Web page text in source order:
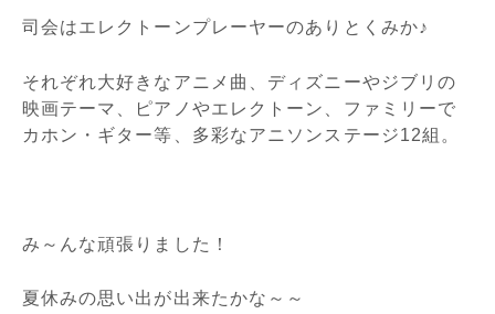
司会はエレクトーンプレーヤーのありとくみか♪
それぞれ大好きなアニメ曲、ディズニーやジブリの
映画テーマ、ピアノやエレクトーン、ファミリーで
カホン・ギター等、多彩なアニソンステージ12組。
み～んな頑張りました！
夏休みの思い出が出来たかな～～